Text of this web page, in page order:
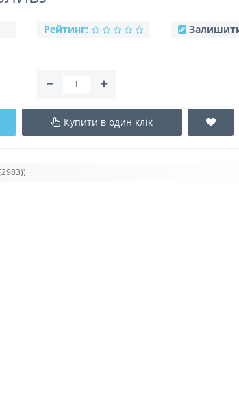
Рейтинг:
Купити в один клік